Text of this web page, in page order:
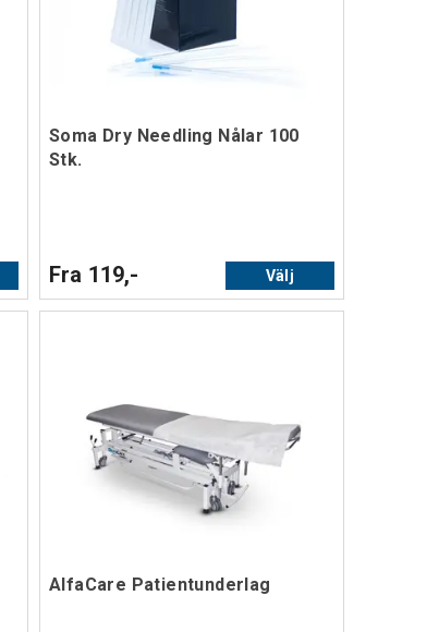
Soma Dry Needling Nålar 100
Stk.
Fra 119,- Välj
AlfaCare Patientunderlag